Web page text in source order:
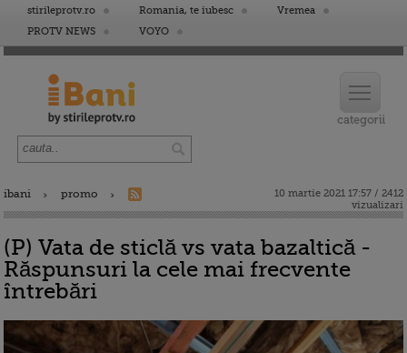
stirileprotv.ro Romania, te iubesc
Vremea
PROTV NEWS
VOYO
ibani promo
10 martie 2021 17:57 / 2412
vizualizari
(P) Vata de sticlă vs vata bazaltică -
Răspunsuri la cele mai frecvente
întrebări